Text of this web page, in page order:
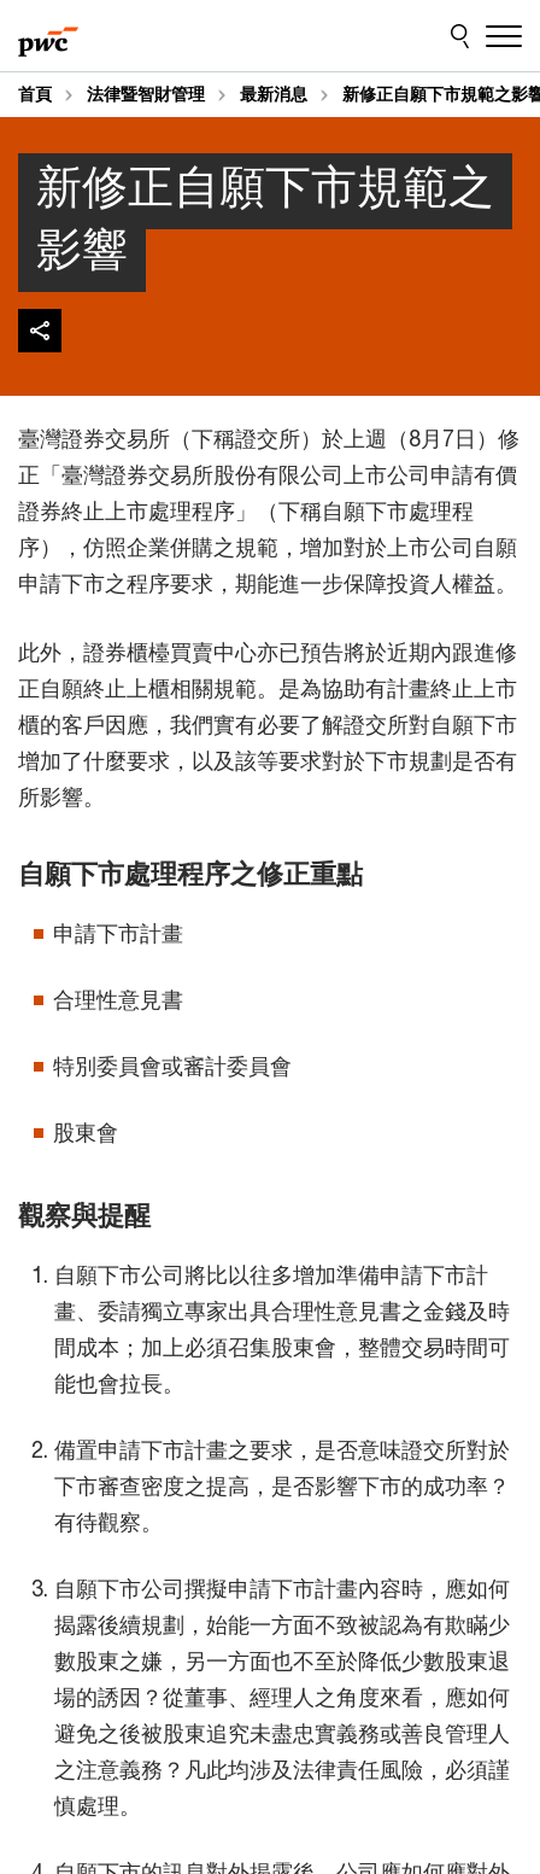
to
content
to
footer
首頁 法律暨智財管理 最新消息 新修正自願下市規範之影
新修正自願下市規範之
影響
臺灣證券交易所（下稱證交所）於上週（8月7日）修
正「臺灣證券交易所股份有限公司上市公司申請有價
證券終止上市處理程序」（下稱自願下市處理程
序），仿照企業併購之規範，增加對於上市公司自願
申請下市之程序要求，期能進一步保障投資人權益。
此外，證券櫃檯買賣中心亦已預告將於近期內跟進修
正自願終止上櫃相關規範。是為協助有計畫終止上市
櫃的客戶因應，我們實有必要了解證交所對自願下市
增加了什麼要求，以及該等要求對於下市規劃是否有
所影響。
自願下市處理程序之修正重點
申請下市計畫
合理性意見書
特別委員會或審計委員會
股東會
觀察與提醒
自願下市公司將比以往多增加準備申請下市計
畫、委請獨立專家出具合理性意見書之金錢及時
間成本；加上必須召集股東會，整體交易時間可
能也會拉長。
備置申請下市計畫之要求，是否意味證交所對於
下市審查密度之提高，是否影響下市的成功率？
有待觀察。
自願下市公司撰擬申請下市計畫內容時，應如何
揭露後續規劃，始能一方面不致被認為有欺瞞少
數股東之嫌，另一方面也不至於降低少數股東退
場的誘因？從董事、經理人之角度來看，應如何
避免之後被股東追究未盡忠實義務或善良管理人
之注意義務？凡此均涉及法律責任風險，必須謹
慎處理。